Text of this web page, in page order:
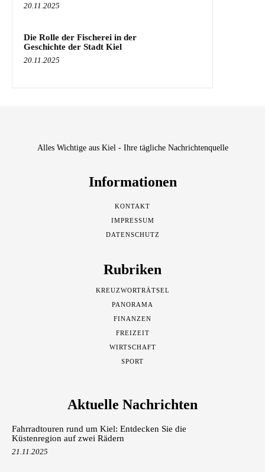
20.11.2025
Die Rolle der Fischerei in der
Geschichte der Stadt Kiel
20.11.2025
Alles Wichtige aus Kiel - Ihre tägliche Nachrichtenquelle
Informationen
KONTAKT
IMPRESSUM
DATENSCHUTZ
Rubriken
KREUZWORTRÄTSEL
PANORAMA
FINANZEN
FREIZEIT
WIRTSCHAFT
SPORT
Aktuelle Nachrichten
Fahrradtouren rund um Kiel: Entdecken Sie die
Küstenregion auf zwei Rädern
21.11.2025